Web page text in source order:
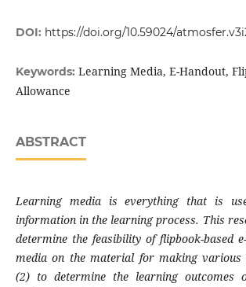
DOI: https://doi.org/10.59024/
Keywords: Learning Media, E-Handout,
Allowance
ABSTRACT
Learning media is everything that is
information in the learning process. This
determine the feasibility of flipbook-based
media on the material for making various
(2) to determine the learning outcomes